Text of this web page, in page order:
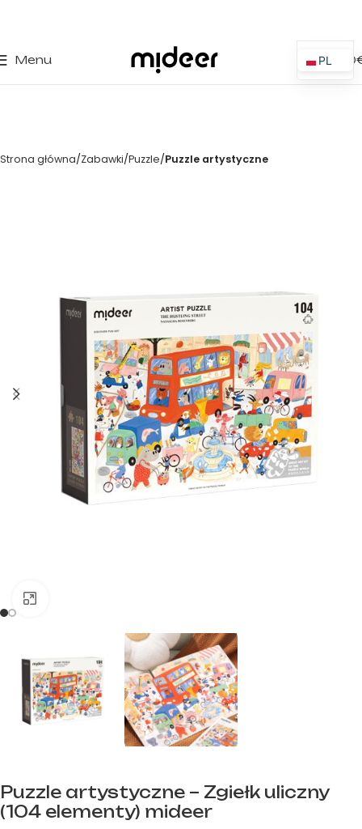
Menu 0,00
Strona główna Zabawki Puzzle Puzzle artystyczne
Puzzle artystyczne – Zgiełk uliczny
(104 elementy) mideer
PL
ES